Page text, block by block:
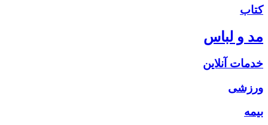
کتاب
مد و لباس
خدمات آنلاین
ورزشی
بیمه